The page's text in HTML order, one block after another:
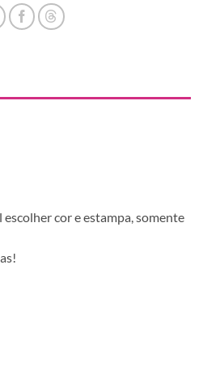
escolher cor e estampa, somente